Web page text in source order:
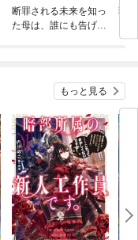
断罪される未来を知っ
た母は、誰にも告げず
猜
もっと見る